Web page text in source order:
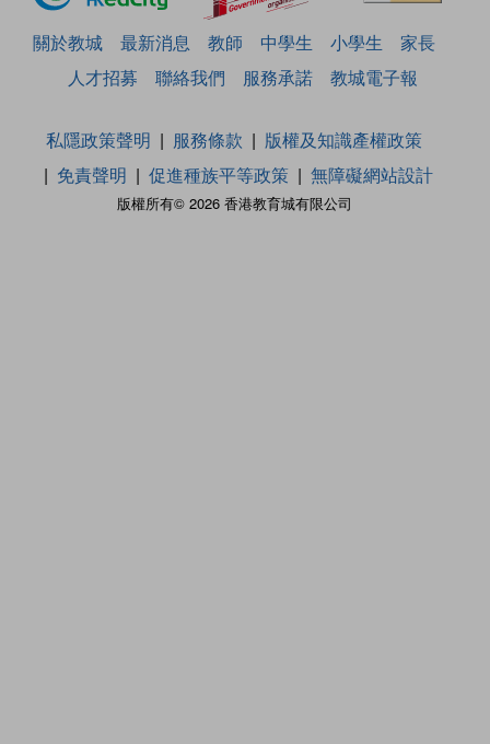
關於教城 最新消息 教師 中學生 小學生
家長
人才招募
聯絡我們 服務承諾 教城電子報
版權所有© 2026 香港教育城有限公司
私隱政策聲明 服務條款
版權及知識產權政策
免責聲明
促進種族平等政策 無障礙網站設計